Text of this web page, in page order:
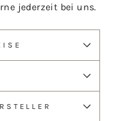
jederzeit bei uns.